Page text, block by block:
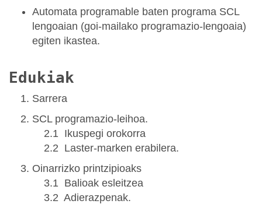
Automata programable baten programa SCL
lengoaian (goi-mailako programazio-lengoaia)
egiten ikastea.
Edukiak
Sarrera
SCL programazio-leihoa.
2.1 Ikuspegi orokorra
2.2 Laster-marken erabilera.
Oinarrizko printzipioaks
3.1 Balioak esleitzea
3.2 Adierazpenak.